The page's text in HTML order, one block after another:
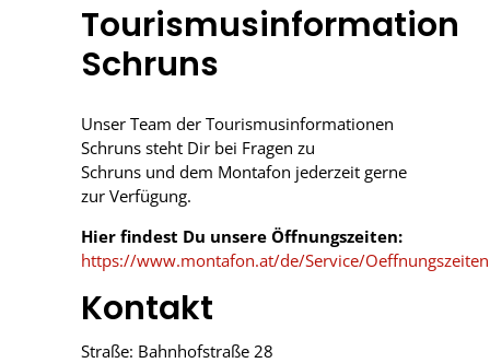
Tourismusinformation
Schruns
Unser Team der Tourismusinformationen
Schruns steht Dir bei Fragen zu
Schruns und dem Montafon jederzeit gerne
zur Verfügung.
Hier findest Du unsere Öffnungszeiten:
https://www.montafon.at/de/Service/Oeffnungszeiten
Kontakt
Straße: Bahnhofstraße 28